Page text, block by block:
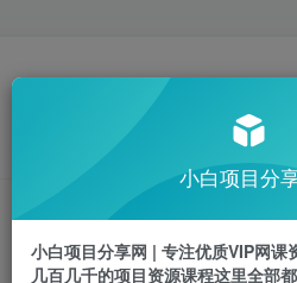
小白项目分
小白项目分享网 | 专注优质VIP网课
几百几千的项目资源课程这里全部都